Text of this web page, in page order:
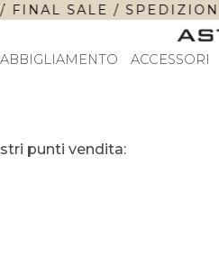
SALE /
ABBIGLIAMENTO ACCESSORI
punti vendita: